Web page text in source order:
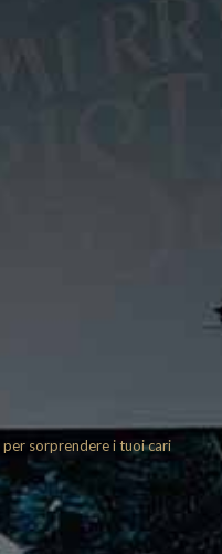
per sorprendere i tuoi cari